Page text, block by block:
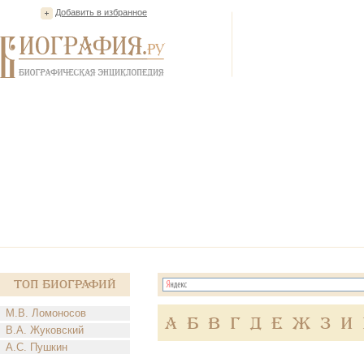
Добавить в избранное
Топ Биографий
М.В. Ломоносов
В.А. Жуковский
А.С. Пушкин
А Б В Г Д Е Ж З И